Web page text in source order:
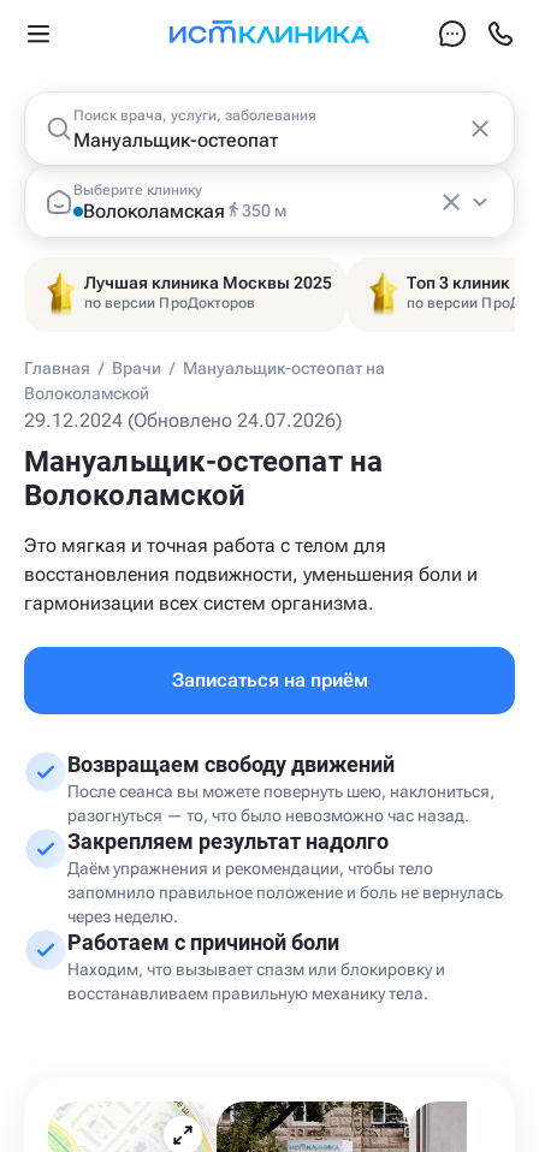
Поиск врача, услуги, заболевания
Выберите клинику
Волоколамская 350 м
Лучшая клиника Москвы 2025
по версии ПроДокторов
Топ 3 клиник
по версии
Главная / Врачи / Мануальщик-остеопат на
Волоколамской
29.12.2024 (Обновлено 24.07.2026)
Мануальщик-остеопат на
Волоколамской
Это мягкая и точная работа с телом для
восстановления подвижности, уменьшения боли и
гармонизации всех систем организма.
Записаться на приём
Возвращаем свободу движений
После сеанса вы можете повернуть шею, наклониться,
разогнуться — то, что было невозможно час назад.
Закрепляем результат надолго
Даём упражнения и рекомендации, чтобы тело
запомнило правильное положение и боль не вернулась
через неделю.
Работаем с причиной боли
Находим, что вызывает спазм или блокировку и
восстанавливаем правильную механику тела.